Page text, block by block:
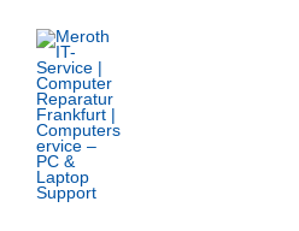
Inhalt
springen